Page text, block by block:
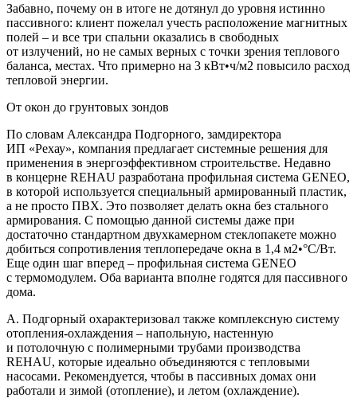
Забавно, почему он в итоге не дотянул до уровня истинно
пассивного: клиент пожелал учесть расположение магнитных
полей – и все три спальни оказались в свободных
от излучений, но не самых верных с точки зрения теплового
баланса, местах. Что примерно на 3 кВт•ч/м2 повысило расход
тепловой энергии.
От окон до грунтовых зондов
По словам Александра Подгорного, замдиректора
ИП «Рехау», компания предлагает системные решения для
применения в энергоэффективном строительстве. Недавно
в концерне REHAU разработана профильная система GENEO,
в которой используется специальный армированный пластик,
а не просто ПВХ. Это позволяет делать окна без стального
армирования. С помощью данной системы даже при
достаточно стандартном двухкамерном стеклопакете можно
добиться сопротивления теплопередаче окна в 1,4 м2•°С/Вт.
Еще один шаг вперед – профильная система GENEO
с термомодулем. Оба варианта вполне годятся для пассивного
дома.
А. Подгорный охарактеризовал также комплексную систему
отопления-охлаждения – напольную, настенную
и потолочную с полимерными трубами производства
REHAU, которые идеально объединяются с тепловыми
насосами. Рекомендуется, чтобы в пассивных домах они
работали и зимой (отопление), и летом (охлаждение).